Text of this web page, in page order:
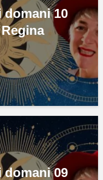
domani 10
domani 09